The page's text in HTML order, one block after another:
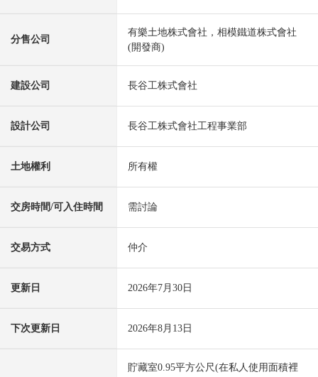
分售公司
有樂土地株式會社，相模鐵道株式會社
(開發商)
建設公司 長谷工株式會社
設計公司 長谷工株式會社工程事業部
土地權利 所有權
交房時間/可入住時間 需討論
交易方式 仲介
更新日 2026年7月30日
下次更新日 2026年8月13日
貯藏室0.95平方公尺(在私人使用面積裡